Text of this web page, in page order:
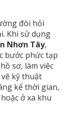
đòi hỏi
Khi sử dụng
Nhơn Tây,
bước phức tạp
sơ, làm việc
kỹ thuật
kể thời gian,
ở xa khu